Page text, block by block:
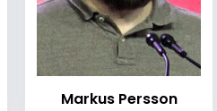
Markus Persson